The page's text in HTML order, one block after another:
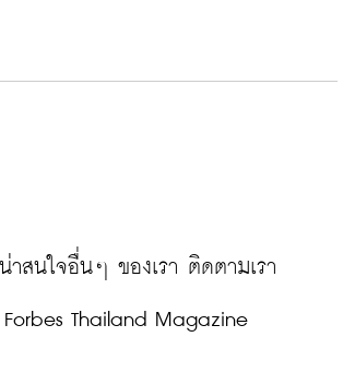
น่าสนใจอื่นๆ ของเรา ติดตามเรา
Thailand Magazine